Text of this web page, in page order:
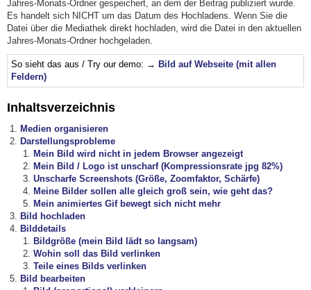
Jahres-Monats-Ordner gespeichert, an dem der Beitrag publiziert wurde.
Es handelt sich NICHT um das Datum des Hochladens. Wenn Sie die
Datei über die Mediathek direkt hochladen, wird die Datei in den aktuellen
Jahres-Monats-Ordner hochgeladen.
So sieht das aus / Try our demo: →Bild auf Webseite (mit allen
Feldern)
Inhaltsverzeichnis
Medien organisieren
Darstellungsprobleme
Mein Bild wird nicht in jedem Browser angezeigt
Mein Bild / Logo ist unscharf (Kompressionsrate jpg 82%)
Unscharfe Screenshots (Größe, Zoomfaktor, Schärfe)
Meine Bilder sollen alle gleich groß sein, wie geht das?
Mein animiertes Gif bewegt sich nicht mehr
Bild hochladen
Bilddetails
Bildgröße (mein Bild lädt so langsam)
Wohin soll das Bild verlinken
Teile eines Bilds verlinken
Bild bearbeiten